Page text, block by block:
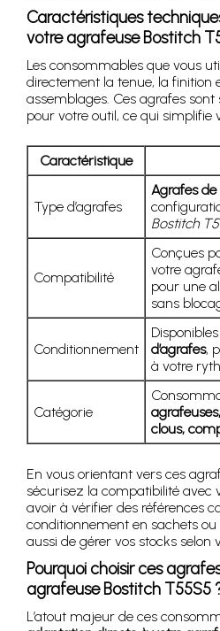
Caractéristiques
votre agrafeuse Bostitch
Les consommables que vous
directement la tenue, la finition
assemblages. Ces agrafes
pour votre outil, ce qui simplifie
Caractéristique
Type d’agrafes
Agrafes de
Bostitch
Compatibilité
Conçues
votre
pour une
sans
Conditionnement
d’agrafes,
à votre
Catégorie
clous,
En vous orientant vers ces
sécurisez la compatibilité avec
avoir à vérifier des références
conditionnement en sachets
aussi de gérer vos stocks selon
Pourquoi choisir ces
agrafeuse Bostitch T55S5
L’atout majeur de ces